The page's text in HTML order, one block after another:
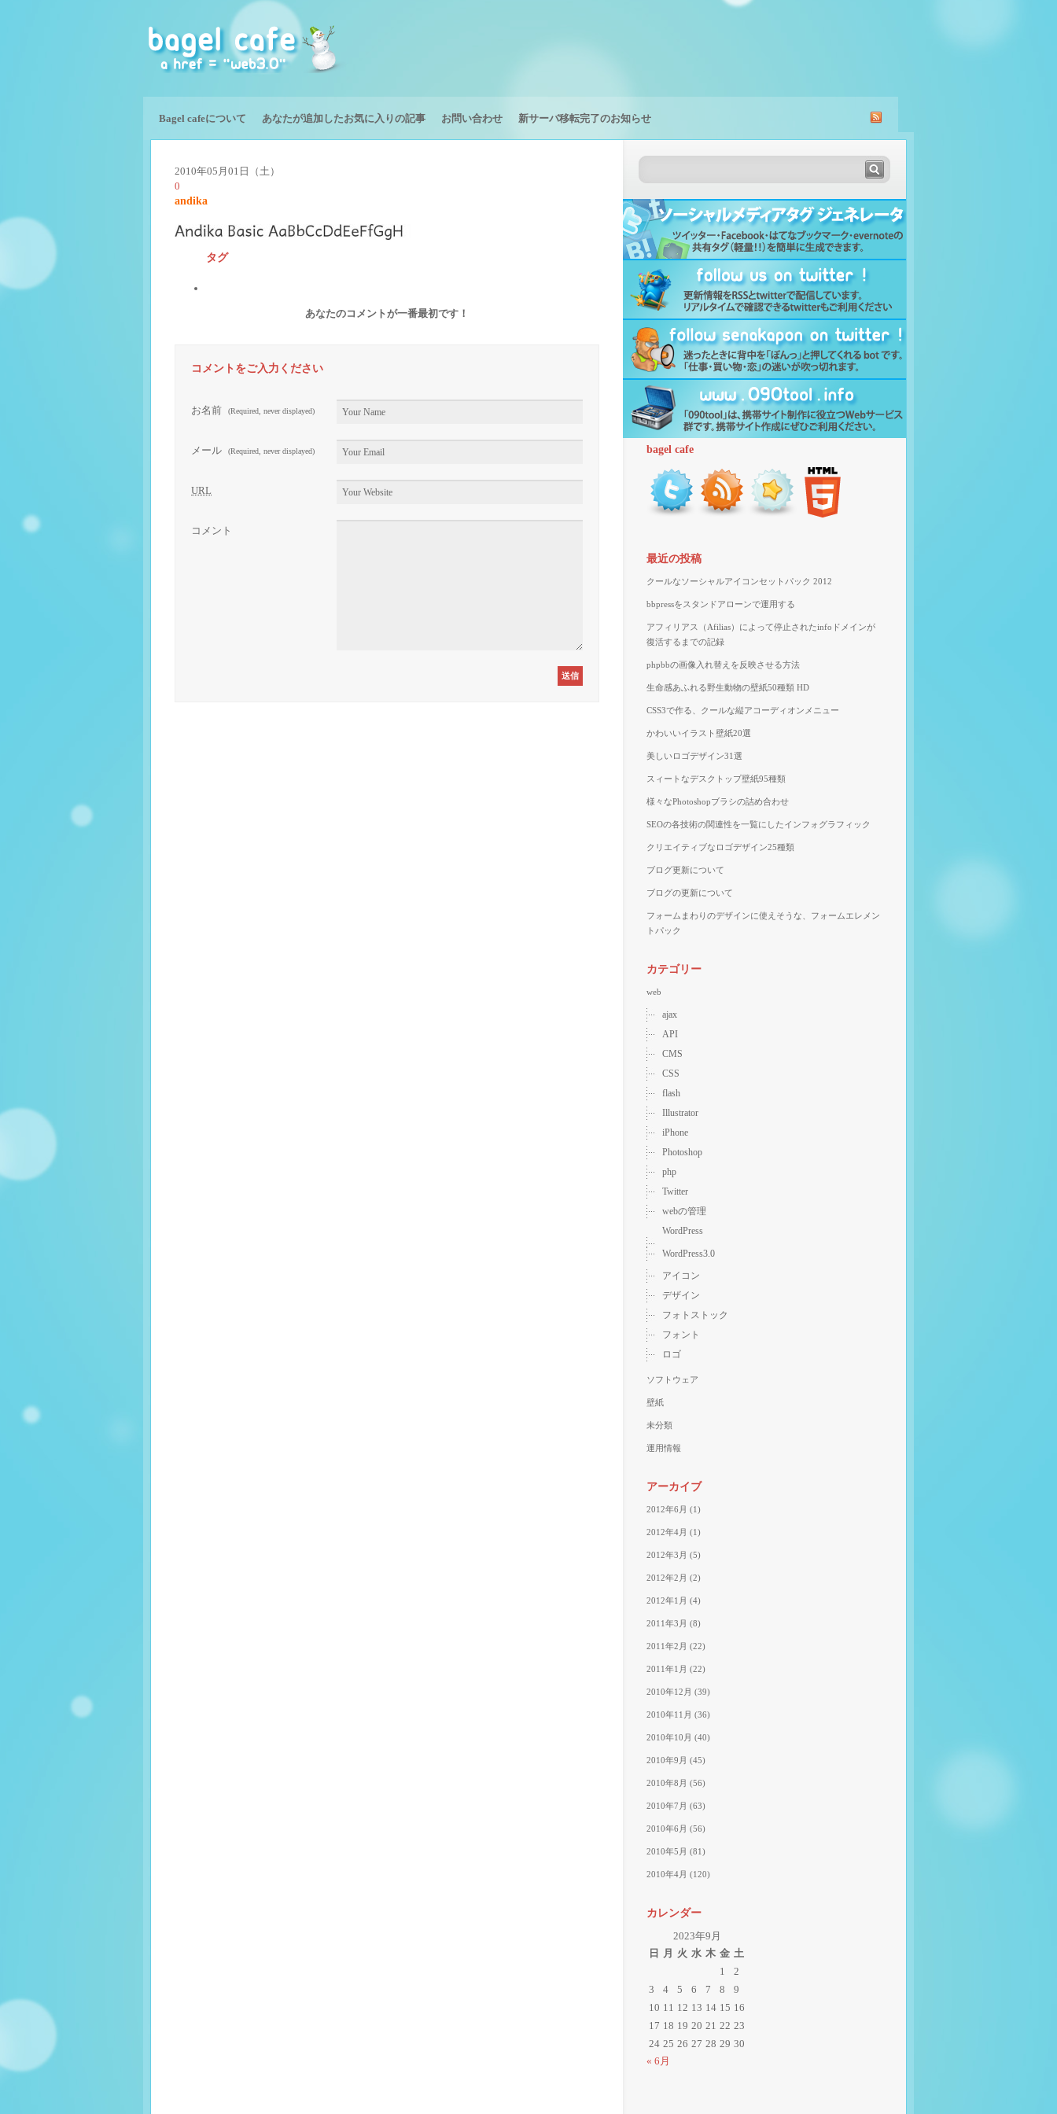
Bagel cafeについて あなたが追加したお気に入りの記事 お問い合わせ 新サーバ移転完了のお知らせ
2010年05月01日（土）
0
andika
タグ
あなたのコメントが一番最初です！
コメントをご入力ください
お名前 (Required, never displayed)
メール (Required, never displayed)
URL
コメント
bagel cafe
最近の投稿
クールなソーシャルアイコンセットパック 2012
bbpressをスタンドアローンで運用する
アフィリアス（Afilias）によって停止されたinfoドメインが
復活するまでの記録
phpbbの画像入れ替えを反映させる方法
生命感あふれる野生動物の壁紙50種類 HD
CSS3で作る、クールな縦アコーディオンメニュー
かわいいイラスト壁紙20選
美しいロゴデザイン31選
スィートなデスクトップ壁紙95種類
様々なPhotoshopブラシの詰め合わせ
SEOの各技術の関連性を一覧にしたインフォグラフィック
クリエイティブなロゴデザイン25種類
ブログ更新について
ブログの更新について
フォームまわりのデザインに使えそうな、フォームエレメン
トパック
カテゴリー
web
ajax
API
CMS
CSS
flash
Illustrator
iPhone
Photoshop
php
Twitter
webの管理
WordPress
WordPress3.0
アイコン
デザイン
フォトストック
フォント
ロゴ
ソフトウェア
壁紙
未分類
運用情報
アーカイブ
2012年6月 (1)
2012年4月 (1)
2012年3月 (5)
2012年2月 (2)
2012年1月 (4)
2011年3月 (8)
2011年2月 (22)
2011年1月 (22)
2010年12月 (39)
2010年11月 (36)
2010年10月 (40)
2010年9月 (45)
2010年8月 (56)
2010年7月 (63)
2010年6月 (56)
2010年5月 (81)
2010年4月 (120)
カレンダー
2023年9月
日
月 火 水 木 金 土
1
2
3
4 5 6 7 8
9
10 11 12 13 14 15 16
17 18 19 20 21 22 23
24 25 26 27 28 29 30
« 6月